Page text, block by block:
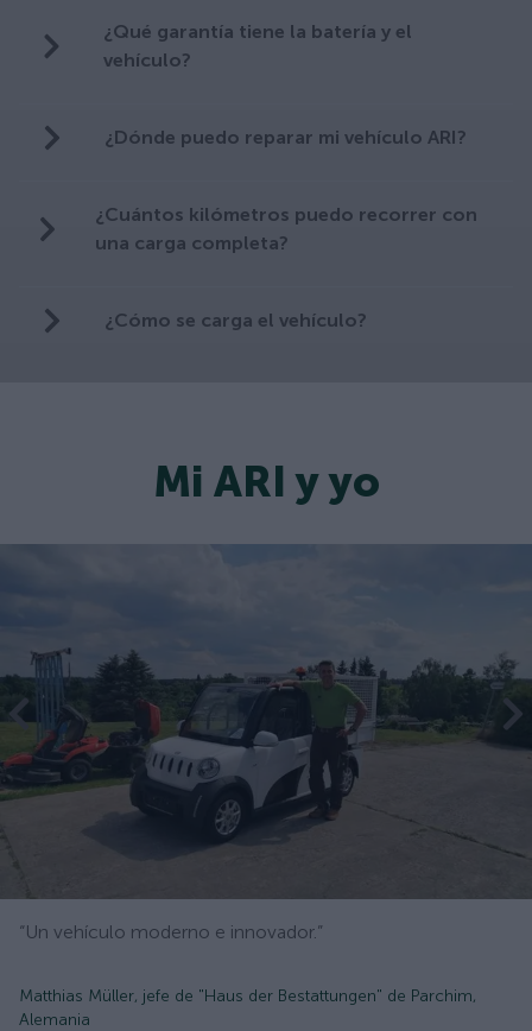
¿Qué garantía tiene la batería y el
vehículo?
¿Dónde puedo reparar mi vehículo ARI?
¿Cuántos kilómetros puedo recorrer con
una carga completa?
¿Cómo se carga el vehículo?
Mi ARI y yo
“Un vehículo moderno e innovador.”
Matthias Müller, jefe de "Haus der Bestattungen" de Parchim,
Alemania